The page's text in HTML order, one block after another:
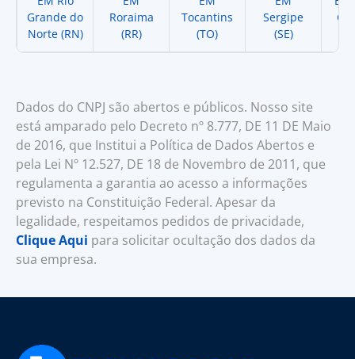
Grande do
Norte (RN)
Roraima
(RR)
Tocantins
(TO)
Sergipe
(SE)
Dados do CNPJ são abertos e públicos. Nosso site
está amparado pelo Decreto nº 8.777, DE 11 DE Maio
de 2016, que Institui a Política de Dados Abertos e
pela Lei Nº 12.527, DE 18 de Novembro de 2011, que
regulamenta a garantia ao acesso a informações
previsto na Constituição Federal. Apesar da
legalidade, respeitamos pedidos de privacidade,
Clique Aqui para solicitar ocultação dos dados da
sua empresa.